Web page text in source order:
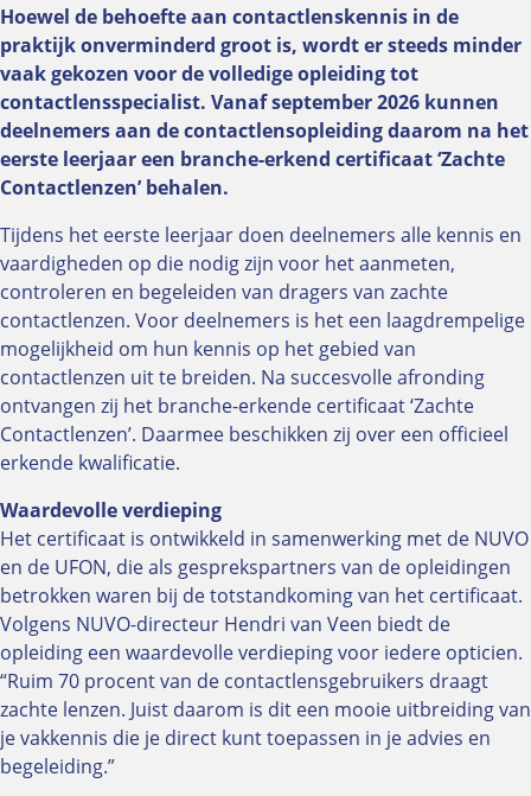
BHV-Herhalingscursus
Bril afpassen
In-company
Online aanmelden
Bekijk alle onderwerpen
Over NUVO
Organisatie
Bestuur
Oud voorzitters
Segmenten
Leden
Ereleden
Ledenvoordelen
Klantenvertellen
In contact met de NUVO
Vacatures
Besluitvorming
Jaarverslag
ALV 2025
Hoewel de behoefte aan contactlenskennis in de
praktijk onverminderd groot is, wordt er steeds minder
vaak gekozen voor de volledige opleiding tot
contactlensspecialist. Vanaf september 2026 kunnen
deelnemers aan de contactlensopleiding daarom na het
eerste leerjaar een branche-erkend certificaat ‘Zachte
Contactlenzen’ behalen.
Tijdens het eerste leerjaar doen deelnemers alle kennis en
vaardigheden op die nodig zijn voor het aanmeten,
controleren en begeleiden van dragers van zachte
contactlenzen. Voor deelnemers is het een laagdrempelige
mogelijkheid om hun kennis op het gebied van
contactlenzen uit te breiden. Na succesvolle afronding
ontvangen zij het branche-erkende certificaat ‘Zachte
Contactlenzen’. Daarmee beschikken zij over een officieel
erkende kwalificatie.
Waardevolle verdieping
Het certificaat is ontwikkeld in samenwerking met de NUVO
en de UFON, die als gesprekspartners van de opleidingen
betrokken waren bij de totstandkoming van het certificaat.
Volgens NUVO-directeur Hendri van Veen biedt de
opleiding een waardevolle verdieping voor iedere opticien.
“Ruim 70 procent van de contactlensgebruikers draagt
zachte lenzen. Juist daarom is dit een mooie uitbreiding van
je vakkennis die je direct kunt toepassen in je advies en
begeleiding.”